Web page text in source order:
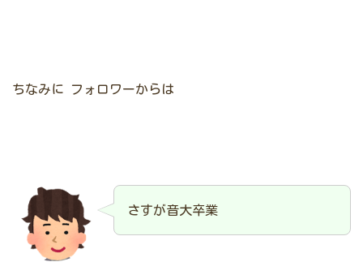
ちなみに フォロワーからは
さすが音大卒業